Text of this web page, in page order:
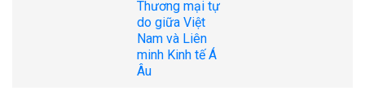
Thương mại tự
do giữa Việt
Nam và Liên
minh Kinh tế Á
Âu